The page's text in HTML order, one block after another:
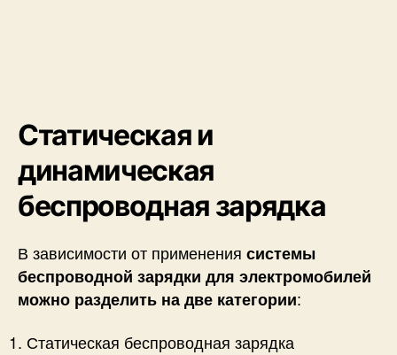
Статическая и
динамическая
беспроводная зарядка
В зависимости от применения системы
беспроводной зарядки для электромобилей
можно разделить на две категории:
Статическая беспроводная зарядка